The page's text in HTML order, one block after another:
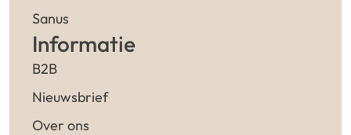
Sanus
Informatie
B2B
Nieuwsbrief
Over ons